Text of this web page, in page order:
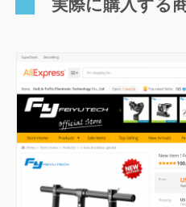
実際に購入する